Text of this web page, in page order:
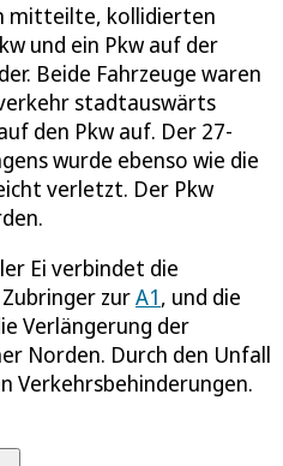
mitteilte, kollidierten
und ein Pkw auf der
Beide Fahrzeuge waren
stadtauswärts
den Pkw auf. Der 27-
wurde ebenso wie die
verletzt. Der Pkw
Ei verbindet die
zurA1, und die
Verlängerung der
Norden. Durch den Unfall
Verkehrsbehinderungen.